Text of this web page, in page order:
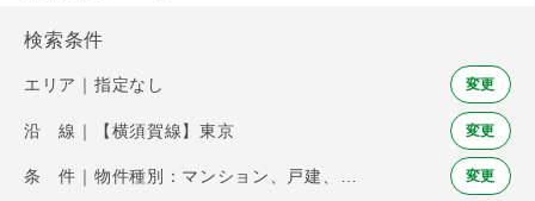
検索条件
エリア｜指定なし 変更
沿 線｜【横須賀線】東京 変更
変更